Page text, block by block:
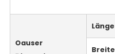
Oauser
Länge
Breite